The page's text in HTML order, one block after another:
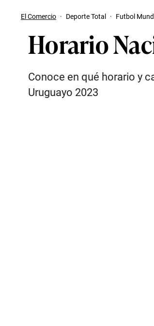
El Comercio · Deporte Total · Futbol
Horario
Conoce en qué horario y
Uruguayo 2023